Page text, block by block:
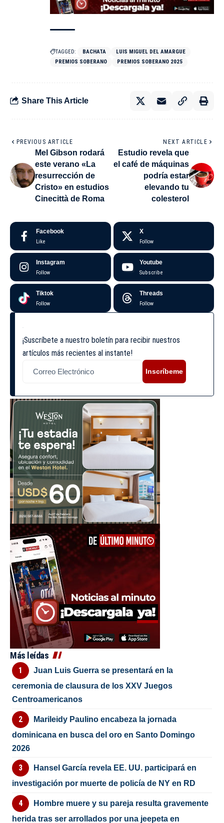
TAGGED: BACHATA
LUIS MIGUEL DEL AMARGUE
PREMIOS SOBERANO
PREMIOS SOBERANO 2025
Share This Article
PREVIOUS ARTICLE
Mel Gibson rodará
este verano «La
resurrección de
Cristo» en estudios
Cinecittà de Roma
NEXT ARTICLE
Estudio revela que
el café de máquinas
podría estar
elevando tu
colesterol
Facebook
Like
X
Follow
Instagram
Follow
Youtube
Subscribe
Tiktok
Follow
Threads
Follow
¡Suscríbete a nuestro boletín para recibir nuestros
artículos más recientes al instante!
Inscríbeme
Más leídas
Juan Luis Guerra se presentará en la
ceremonia de clausura de los XXV Juegos
Centroamericanos
Marileidy Paulino encabeza la jornada
dominicana en busca del oro en Santo Domingo
2026
Hansel García revela EE. UU. participará en
investigación por muerte de policía de NY en RD
Hombre muere y su pareja resulta gravemente
herida tras ser arrollados por una jeepeta en